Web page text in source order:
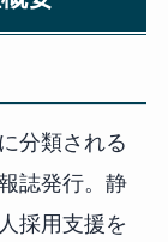
分類される
誌発行。静
採用支援を